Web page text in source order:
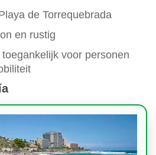
de Torrequebrada
en rustig
toegankelijk voor personen